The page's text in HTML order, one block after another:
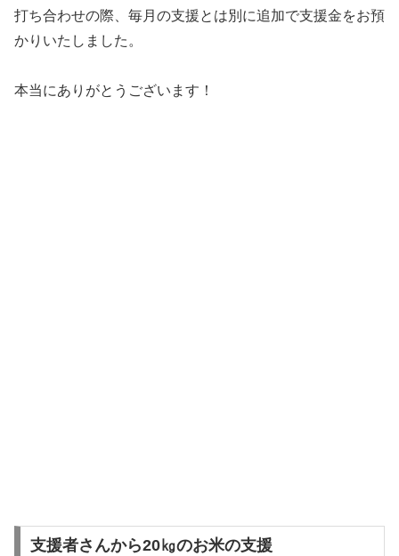
打ち合わせの際、毎月の支援とは別に追加で支援金をお預
かりいたしました。
本当にありがとうございます！
支援者さんから20㎏のお米の支援